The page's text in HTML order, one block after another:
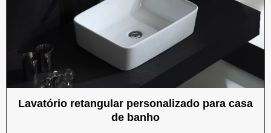
Lavatório retangular personalizado para casa
de banho